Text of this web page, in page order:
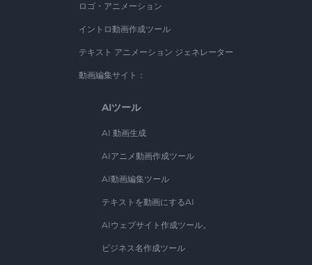
ロゴ・アニメーション
イントロ動画作成ツール
テキスト アニメーション ジェネレーター
動画編集サイト：
AIツール
AI 動画生成
AIアニメ動画作成ツール
AI動画編集ツール
テキストを動画にするAI
AIウェブサイト作成ツール。
ビジネス名作成ツール